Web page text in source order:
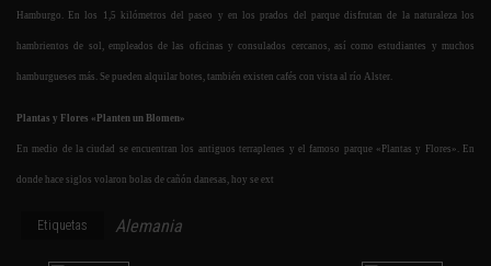
Hamburgo. En los 1,5 kilómetros del paseo y en los prados del parque disfrutan de la naturaleza los
hambrientos de sol, empleados de las oficinas y consulados cercanos, así como estudiantes y muchos
hamburgueses más. Se pueden alquilar botes, también existen cafés con vista al río Alster.
Plantas y Flores «Planten un Blomen»
En medio de la ciudad se encuentran los antiguos terraplenes y el famoso parque «Plantas y Flores». En
donde hace siglos volaron bolas de cañón danesas, hoy se ext
Etiquetas Alemania